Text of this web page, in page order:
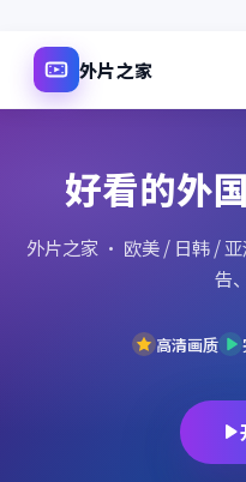
外片之家
好看的外
外片之家 · 欧美 / 日韩 /
告
高清画质